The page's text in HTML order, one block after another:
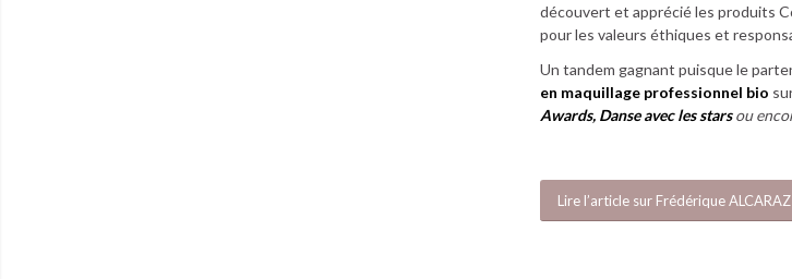
découvert et apprécié les produits
pour les valeurs éthiques et
Un tandem gagnant puisque le
en maquillage professionnel bio
Awards,Danse avec les starsou
Lire l’article sur Frédérique ALCARAZ